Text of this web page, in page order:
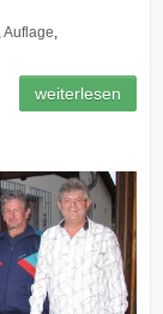
Auflage
weiterlesen